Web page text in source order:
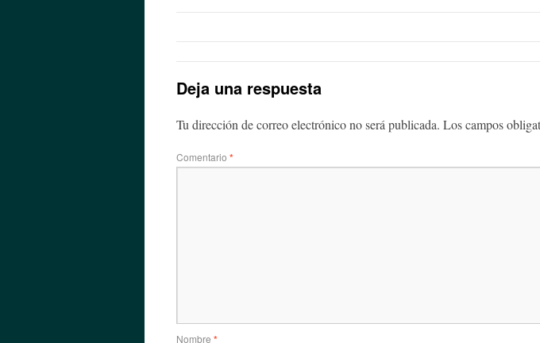
Deja una respuesta
Tu dirección de correo electrónico no será publicada. Los campos
Comentario *
Nombre *